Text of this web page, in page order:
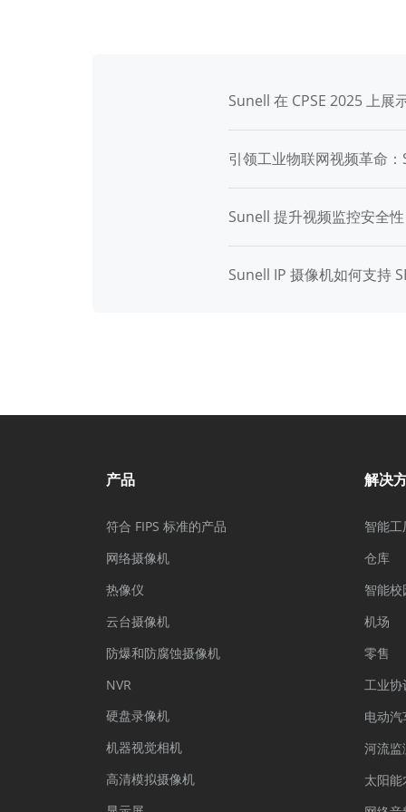
Sunell 在 CPSE 2025 上展
引领工业物联网视频革命
Sunell 提升视频监控安全
Sunell IP 摄像机如何支持
产品
符合 FIPS 标准的产品
网络摄像机
热像仪
云台摄像机
防爆和防腐蚀摄像机
NVR
硬盘录像机
机器视觉相机
高清模拟摄像机
解决
智能工
仓库
智能校
机场
零售
工业协
电动
河流监
太阳能